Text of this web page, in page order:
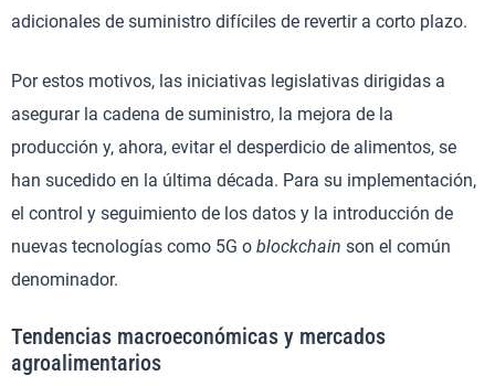
adicionales de suministro difíciles de revertir a corto plazo.
Por estos motivos, las iniciativas legislativas dirigidas a
asegurar la cadena de suministro, la mejora de la
producción y, ahora, evitar el desperdicio de alimentos, se
han sucedido en la última década. Para su implementación,
el control y seguimiento de los datos y la introducción de
nuevas tecnologías como 5G o blockchain son el común
denominador.
Tendencias macroeconómicas y mercados
agroalimentarios